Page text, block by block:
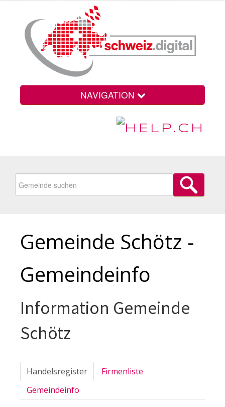
NAVIGATION
Gemeinde Schötz -
Gemeindeinfo
Information Gemeinde
Schötz
Handelsregister
Firmenliste
Gemeindeinfo